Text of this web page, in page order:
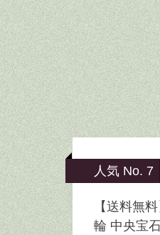
人気 No. 7
【送料無
輪 中央宝